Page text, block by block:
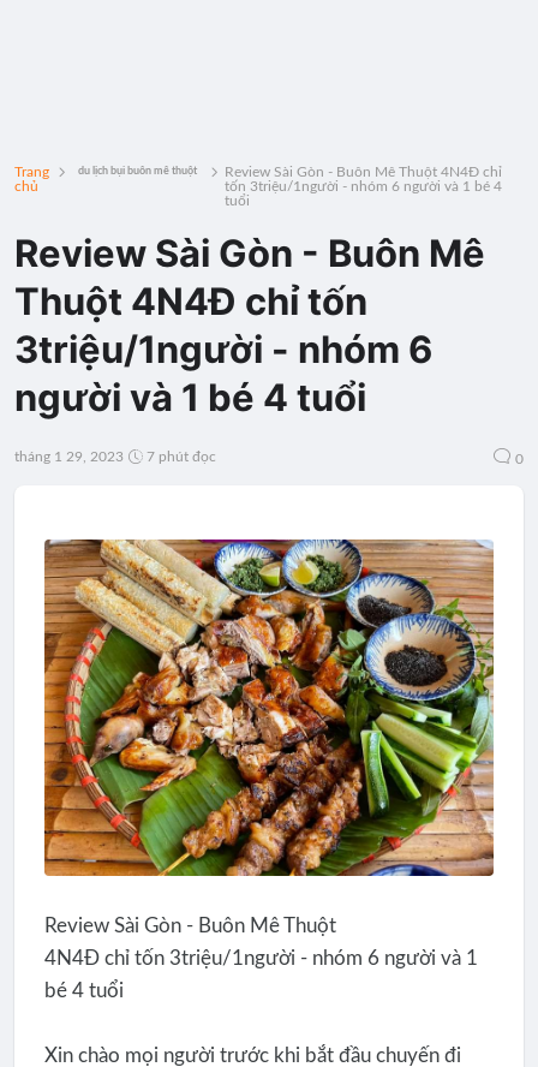
Trang
chủ
du lịch bụi buôn mê thuột
Review Sài Gòn - Buôn Mê Thuột 4N4Đ chỉ
tốn 3triệu/1người - nhóm 6 người và 1 bé 4
tuổi
Review Sài Gòn - Buôn Mê
Thuột 4N4Đ chỉ tốn
3triệu/1người - nhóm 6
người và 1 bé 4 tuổi
tháng 1 29, 2023 7 phút đọc 0
Review Sài Gòn - Buôn Mê Thuột
4N4Đ chỉ tốn 3triệu/1người - nhóm 6 người và 1
bé 4 tuổi
Xin chào mọi người trước khi bắt đầu chuyến đi